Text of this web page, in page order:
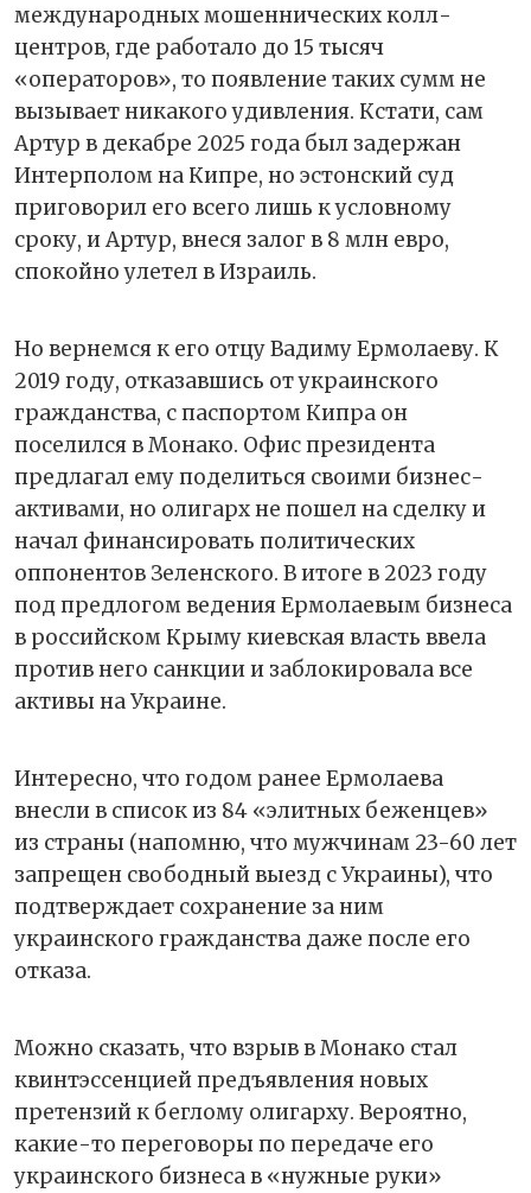
международных мошеннических колл-
центров, где работало до 15 тысяч
«операторов», то появление таких сумм не
вызывает никакого удивления. Кстати, сам
Артур в декабре 2025 года был задержан
Интерполом на Кипре, но эстонский суд
приговорил его всего лишь к условному
сроку, и Артур, внеся залог в 8 млн евро,
спокойно улетел в Израиль.
Но вернемся к его отцу Вадиму Ермолаеву. К
2019 году, отказавшись от украинского
гражданства, с паспортом Кипра он
поселился в Монако. Офис президента
предлагал ему поделиться своими бизнес-
активами, но олигарх не пошел на сделку и
начал финансировать политических
оппонентов Зеленского. В итоге в 2023 году
под предлогом ведения Ермолаевым бизнеса
в российском Крыму киевская власть ввела
против него санкции и заблокировала все
активы на Украине.
Интересно, что годом ранее Ермолаева
внесли в список из 84 «элитных беженцев»
из страны (напомню, что мужчинам 23-60 лет
запрещен свободный выезд с Украины), что
подтверждает сохранение за ним
украинского гражданства даже после его
отказа.
Можно сказать, что взрыв в Монако стал
квинтэссенцией предъявления новых
претензий к беглому олигарху. Вероятно,
какие-то переговоры по передаче его
украинского бизнеса в «нужные руки»